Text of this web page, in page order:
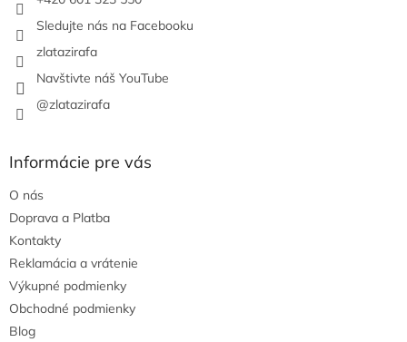
Sledujte nás na Facebooku
zlatazirafa
Navštivte náš YouTube
@zlatazirafa
Informácie pre vás
O nás
Doprava a Platba
Kontakty
Reklamácia a vrátenie
Výkupné podmienky
Obchodné podmienky
Blog